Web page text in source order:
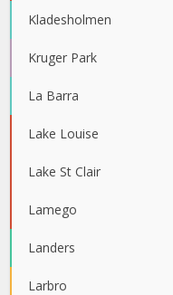
Kladesholmen
Kruger Park
La Barra
Lake Louise
Lake St Clair
Lamego
Landers
Larbro